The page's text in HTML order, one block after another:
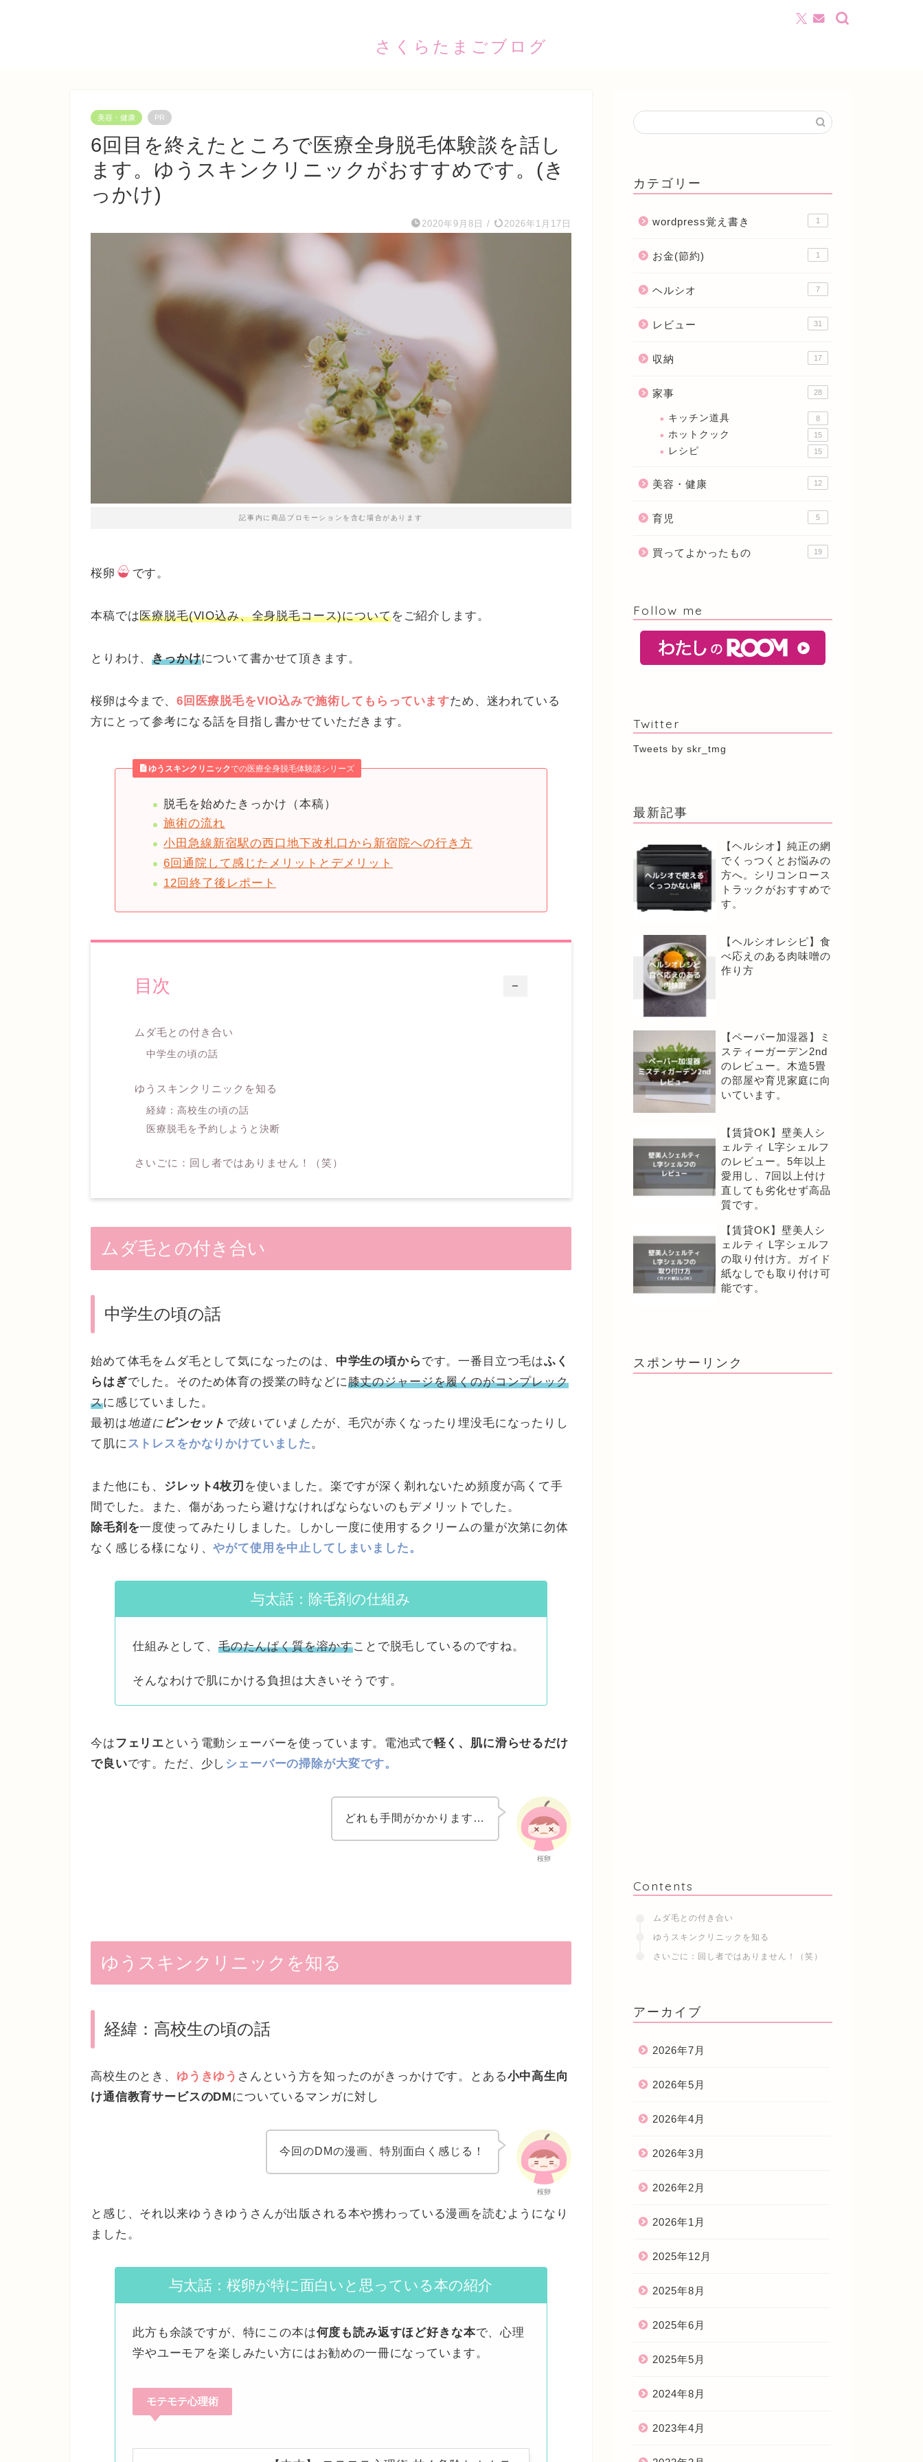
さくらたまごブログ
美容・健康 PR
6回目を終えたところで医療全身脱毛体験談を話し
ます。ゆうスキンクリニックがおすすめです。(き
っかけ)
2020年9月8日 / 2026年1月17日
記事内に商品プロモーションを含む場合があります
桜卵 です。
本稿では医療脱毛(VIO込み、全身脱毛コース)についてをご紹介します。
とりわけ、きっかけについて書かせて頂きます。
桜卵は今まで、 6回医療脱毛をVIO込みで施術してもらっていますため、迷われている
方にとって参考になる話を目指し書かせていただきます。
ゆうスキンクリニックでの医療全身脱毛体験談シリーズ
脱毛を始めたきっかけ（本稿）
施術の流れ
小田急線新宿駅の西口地下改札口から新宿院への行き方
6回通院して感じたメリットとデメリット
12回終了後レポート
ー
目次
ムダ毛との付き合い
中学生の頃の話
ゆうスキンクリニックを知る
経緯：高校生の頃の話
医療脱毛を予約しようと決断
さいごに：回し者ではありません！（笑）
ムダ毛との付き合い
中学生の頃の話
始めて体毛をムダ毛として気になったのは、 中学生の頃から です。一番目立つ毛はふく
らはぎでした。そのため体育の授業の時などに膝丈のジャージを履くのがコンプレック
スに感じていました。
最初は地道に ピンセット で抜いていましたが、毛穴が赤くなったり埋没毛になったりし
て肌にストレスをかなりかけていました。
また他にも、 ジレット4枚刃 を使いました。楽ですが深く剃れないため頻度が高くて手
間でした。また、傷があったら避けなければならないのもデメリットでした。
除毛剤を一度使ってみたりしました。しかし一度に使用するクリームの量が次第に勿体
なく感じる様になり、やがて使用を中止してしまいました。
与太話：除毛剤の仕組み
仕組みとして、 毛のたんぱく質を溶かすことで脱毛しているのですね。
そんなわけで肌にかける負担は大きいそうです。
今はフェリエ という電動シェーバーを使っています。電池式で軽く、肌に滑らせるだけ
で良いです。ただ、少し シェーバーの掃除が大変です。
桜卵
どれも手間がかかります…
ゆうスキンクリニックを知る
経緯：高校生の頃の話
高校生のとき、 ゆうきゆう さんという方を知ったのがきっかけです。とある小中高生向
け通信教育サービスのDMについているマンガに対し
桜卵
今回のDMの漫画、特別面白く感じる！
と感じ、それ以来ゆうきゆうさんが出版される本や携わっている漫画を読むようになり
ました。
与太話：桜卵が特に面白いと思っている本の紹介
此方も余談ですが、特にこの本は何度も読み返すほど好きな本で、心理
学やユーモアを楽しみたい方にはお勧めの一冊になっています。
モテモテ心理術
カテゴリー
wordpress覚え書き 1
お金(節約) 1
ヘルシオ 7
レビュー 31
収納 17
家事 28
キッチン道具 8
ホットクック 15
レシピ 15
美容・健康 12
育児 5
買ってよかったもの 19
Follow me
Twitter
Tweets by skr_tmg
最新記事
【ヘルシオ】純正の網
でくっつくとお悩みの
方へ。シリコンロース
トラックがおすすめで
す。
【ヘルシオレシピ】食
べ応えのある肉味噌の
作り方
【ペーパー加湿器】ミ
スティーガーデン2nd
のレビュー。木造5畳
の部屋や育児家庭に向
いています。
【賃貸OK】壁美人シ
ェルティ L字シェルフ
のレビュー。5年以上
愛用し、7回以上付け
直しても劣化せず高品
質です。
【賃貸OK】壁美人シ
ェルティ L字シェルフ
の取り付け方。ガイド
紙なしでも取り付け可
能です。
スポンサーリンク
Contents
ムダ毛との付き合い
ゆうスキンクリニックを知る
さいごに：回し者ではありません！（笑）
アーカイブ
2026年7月
2026年5月
2026年4月
2026年3月
2026年2月
2026年1月
2025年12月
2025年8月
2025年6月
2025年5月
2024年8月
2023年4月